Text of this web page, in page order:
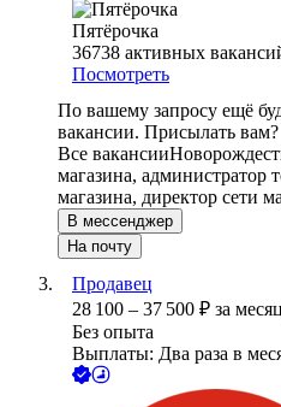
Пятёрочка
36738 активных
Посмотреть
По вашему запросу ещё
вакансии. Присылать вам?
Все вакансии
магазина, администратор
магазина, директор сети
В мессенджер
На почту
Продавец
28 100 – 37 500 ₽ за
Без опыта
Выплаты: Два раза в